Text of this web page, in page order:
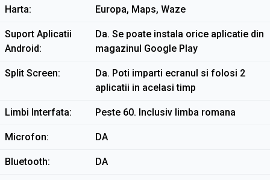
Harta Europa, Maps, Waze
Suport Aplicatii
Android
Da. Se poate instala orice aplicatie din
magazinul Google Play
Split Screen
Da. Poti imparti ecranul si folosi 2
aplicatii in acelasi timp
Limbi Interfata Peste 60. Inclusiv limba romana
Microfon DA
Bluetooth DA